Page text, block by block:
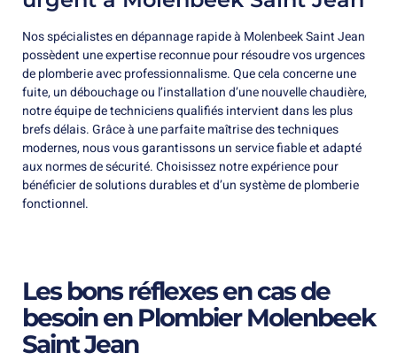
Nos spécialistes en dépannage rapide à Molenbeek Saint Jean
possèdent une expertise reconnue pour résoudre vos urgences
de plomberie avec professionnalisme. Que cela concerne une
fuite, un débouchage ou l’installation d’une nouvelle chaudière,
notre équipe de techniciens qualifiés intervient dans les plus
brefs délais. Grâce à une parfaite maîtrise des techniques
modernes, nous vous garantissons un service fiable et adapté
aux normes de sécurité. Choisissez notre expérience pour
bénéficier de solutions durables et d’un système de plomberie
fonctionnel.
Les bons réflexes en cas de
besoin en Plombier Molenbeek
Saint Jean